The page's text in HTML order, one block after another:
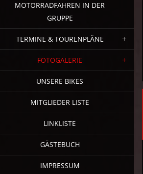
MOTORRADFAHREN IN DER
GRUPPE
TERMINE & TOURENPLÄNE
FOTOGALERIE
UNSERE BIKES
MITGLIEDER LISTE
LINKLISTE
GÄSTEBUCH
IMPRESSUM